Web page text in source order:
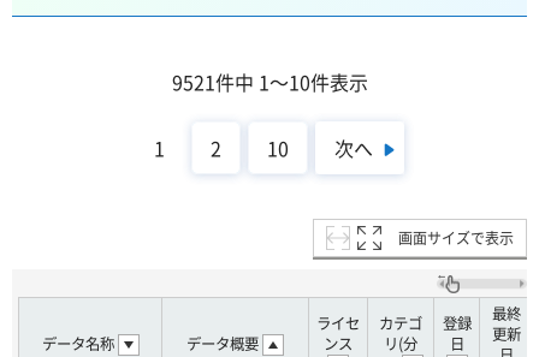
9521件中 1～10件表示
1 2 10 次へ
画面サイズで表示
データ名称 データ概要
ライセ
ンス
カテゴ
リ(分
登録
日
最終
更新